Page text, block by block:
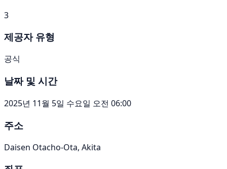
3
제공자 유형
공식
날짜 및 시간
2025년 11월 5일 수요일 오전 06:00
주소
Daisen Otacho-Ota, Akita